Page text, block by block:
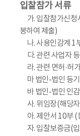
입찰참가 서류
가. 입찰참가신청
봉하여 제출)
나. 사용인감계 1
다. 관련 사업자
라. 관련 면허·허
마 법인-법인 등
바 법인-법인 인
사. 위임장(해당
아. 제안서 10부 (
자. 입찰보증금(